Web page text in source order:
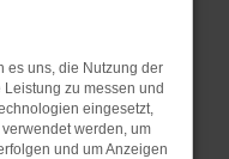
Stand
nur ein
auch dazu
nicht mehr
es uns, die Nutzung der
zu messen und
eingesetzt,
werden, um
und um Anzeigen